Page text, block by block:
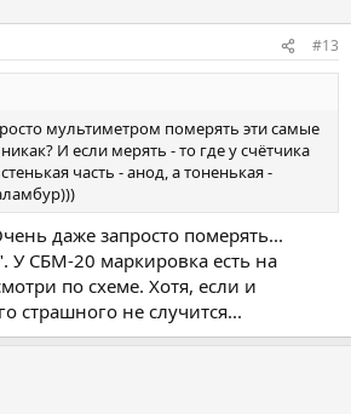
#13
мультиметром померять эти самые
И если мерять - то где у счётчика
часть - анод, а тоненькая -
даже запросто померять...
У СБМ-20 маркировка есть на
по схеме. Хотя, если и
страшного не случится...